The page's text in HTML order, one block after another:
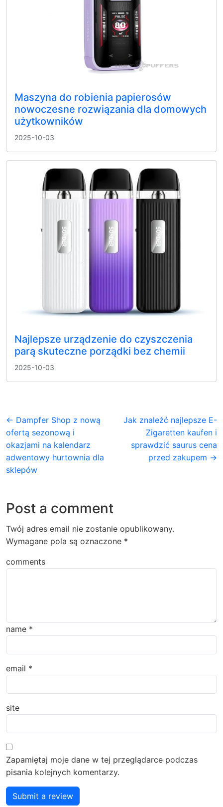
Maszyna do robienia papierosów
nowoczesne rozwiązania dla domowych
użytkowników
2025-10-03
Najlepsze urządzenie do czyszczenia
parą skuteczne porządki bez chemii
2025-10-03
← Dampfer Shop z nową
ofertą sezonową i
okazjami na kalendarz
adwentowy hurtownia dla
sklepów
Jak znaleźć najlepsze E-
Zigaretten kaufen i
sprawdzić saurus cena
przed zakupem →
Post a comment
Twój adres email nie zostanie opublikowany.
Wymagane pola są oznaczone *
comments
name *
email *
site
Zapamiętaj moje dane w tej przeglądarce podczas
pisania kolejnych komentarzy.
Submit a review